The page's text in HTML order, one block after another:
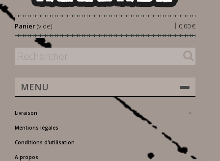
Panier 0,00 €
|
(vide)
MENU
Livraison
Mentions légales
Conditions d'utilisation
A propos